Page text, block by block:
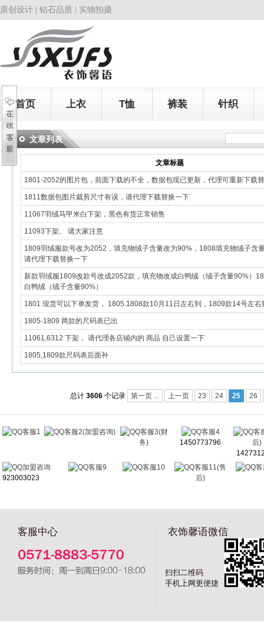
原创设计 | 钻石品质 | 实物拍摄
首页 上衣 T恤 裤装 针织
文章列表
文章标题
1801-2052的图片包，前面下载的不全，数据包现已更新，代理可重新下载
1811数据包图片裁剪尺寸有误，请代理下载替换一下
11067羽绒马甲米白下架，黑色有货正常销售
11093下架。 请大家注意
1809羽绒服款号改为2052，填充物绒子含量改为90%，1808填充物绒子含
请代理下载替换一下
新款羽绒服1809改款号改成2052款，填充物改成白鸭绒（绒子含量90%）
白鸭绒（绒子含量90%）
1801 现货可以下单发货， 1805.1808款10月11日左右到，1809款14号左右
1805-1809 两款的尺码表已出
11061,6312 下架， 请代理各店铺内的 商品 自己设置一下
1805,1809款尺码表后面补
总计 3606 个记录 第一页 ... 上一页 23 24 25 26
客服1 客服2(加盟咨询)
客服3(财
务)
客服4
1450773796
客
后)
加盟咨询
923003023
客服9 客服10
客服11(售
后)
客服中心 衣饰馨语微信
扫扫二维码
手机上网更便捷